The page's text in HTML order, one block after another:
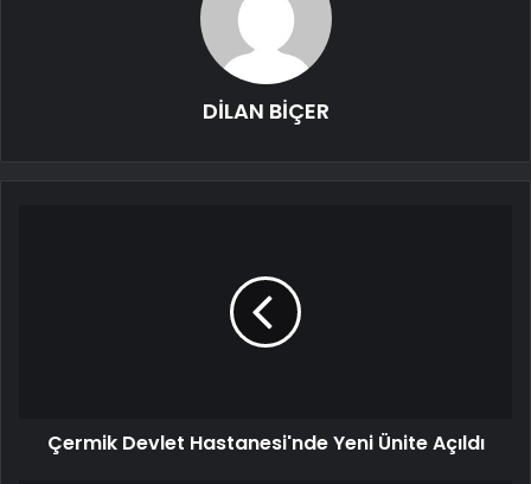
DİLAN BİÇER
Çermik Devlet Hastanesi'nde Yeni Ünite Açıldı